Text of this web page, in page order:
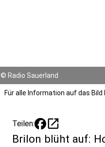
© Radio Sauerland
Für alle Information auf das Bild
Teilen: open_in_new
Brilon blüht auf: